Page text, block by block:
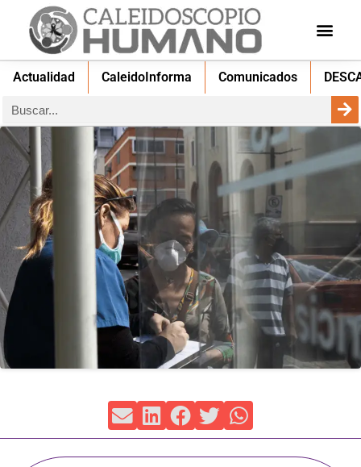
Actualidad CaleidoInforma Comunicados